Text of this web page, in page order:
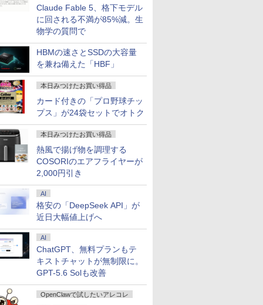
Claude Fable 5、格下モデル
に回される不満が85%減。生
物学の質問で
HBMの速さとSSDの大容量
を兼ね備えた「HBF」
本日みつけたお買い得品
カード付きの「プロ野球チッ
プス」が24袋セットでオトク
本日みつけたお買い得品
熱風で揚げ物を調理する
COSORIのエアフライヤーが
2,000円引き
AI
格安の「DeepSeek API」が
近日大幅値上げへ
AI
ChatGPT、無料プランもテ
キストチャットが無制限に。
GPT-5.6 Solも改善
OpenClawで試したいアレコレ
パソコン デスクトップパソコン
ョン攻
界転生
電子書
]
ギルティサークル
山本やみー ]
￥792
8
信じていた仲間達にダ
かけたがギフト『無限
ガチャ』でレベル9999
ぁ！』します！【電子
書籍】
￥792